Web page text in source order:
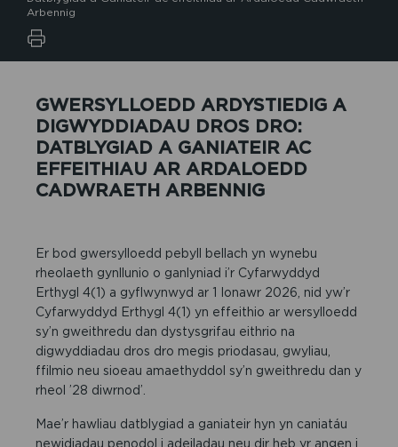
Arbennig
GWERSYLLOEDD ARDYSTIEDIG A
DIGWYDDIADAU DROS DRO:
DATBLYGIAD A GANIATEIR AC
EFFEITHIAU AR ARDALOEDD
CADWRAETH ARBENNIG
Er bod gwersylloedd pebyll bellach yn wynebu
rheolaeth gynllunio o ganlyniad i’r Cyfarwyddyd
Erthygl 4(1) a gyflwynwyd ar 1 Ionawr 2026, nid yw’r
Cyfarwyddyd Erthygl 4(1) yn effeithio ar wersylloedd
sy’n gweithredu dan dystysgrifau eithrio na
digwyddiadau dros dro megis priodasau, gwyliau,
ffilmio neu sioeau amaethyddol sy’n gweithredu dan y
rheol ’28 diwrnod’.
Mae’r hawliau datblygiad a ganiateir hyn yn caniatáu
newidiadau penodol i adeiladau neu dir heb yr angen i